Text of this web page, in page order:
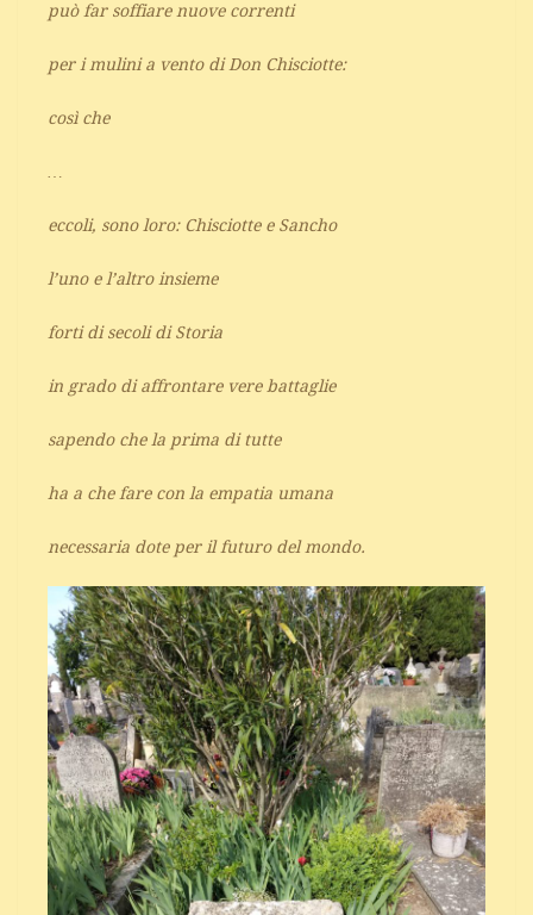
può far soffiare nuove correnti
per i mulini a vento di Don Chisciotte:
così che
eccoli, sono loro: Chisciotte e Sancho
l’uno e l’altro insieme
forti di secoli di Storia
in grado di affrontare vere battaglie
sapendo che la prima di tutte
ha a che fare con la empatia umana
necessaria dote per il futuro del mondo.